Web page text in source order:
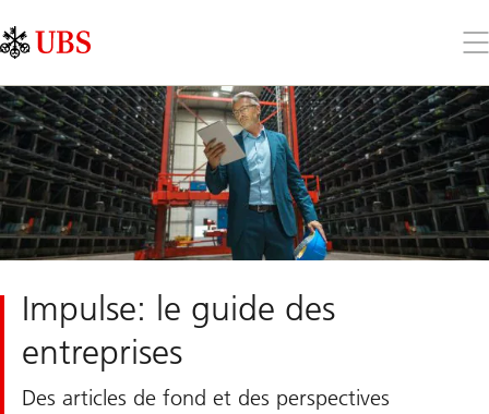
Links
Area
le
Impulse: le guide des
entreprises
Des articles de fond et des perspectives